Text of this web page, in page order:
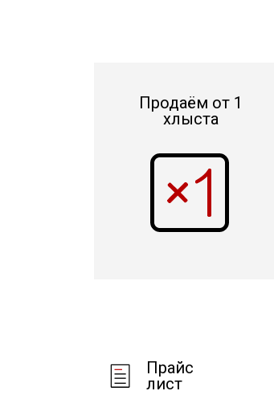
Продаём от 1
хлыста
Прайс
лист